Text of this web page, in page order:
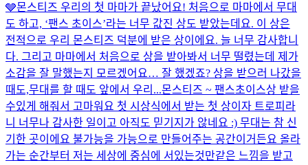
🩶몬스티즈 우리의 첫 마마가 끝났어요! 처음으로 마마에서 무대
도 하고, ‘팬스 초이스’라는 너무 값진 상도 받았는데요. 이 상은
전적으로 우리 몬스티즈 덕분에 받은 상이에요. 늘 너무 감사합니
다. 그리고 마마에서 처음으로 상을 받아봐서 너무 떨렸는데 제가
소감을 잘 말했는지 모르겠어요… 잘 했겠죠? 상을 받으러 나갔을
때도,무대를 할 때도 앞에서 우리...몬스티즈 ~ 팬스초이스상 받을
수있게 해줘서 고마워요 첫 시상식에서 받는 첫 상이자 트로피라
니 너무나 감사한 일이고 아직도 믿기지가 않네요 :) 무대는 참 신
기한 곳이에요 불가능을 가능으로 만들어주는 공간이거든요 올라
가는 순간부터 저는 세상에 중심에 서있는것만같은 느낌을 받고